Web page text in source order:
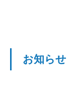
お知らせ